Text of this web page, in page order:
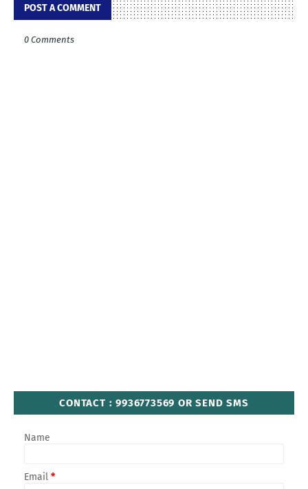
POST A COMMENT
0 Comments
CONTACT : 9936773569 OR SEND SMS
Name
Email *